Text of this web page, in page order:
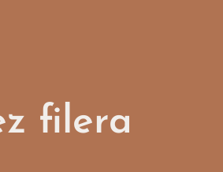
filera